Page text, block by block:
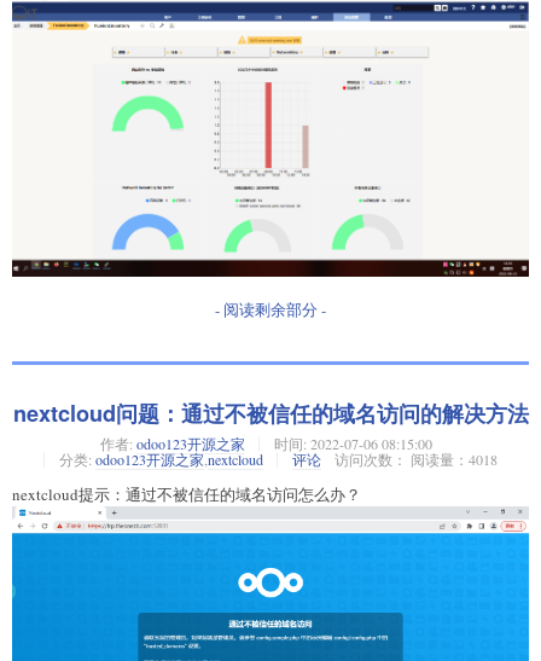
- 阅读剩余部分 -
nextcloud问题：通过不被信任的域名访问的解决方法
作者: odoo123开源之家 时间: 2022-07-06 08:15:00
分类: odoo123开源之家,nextcloud 评论 访问次数： 阅读量：4018
nextcloud提示：通过不被信任的域名访问怎么办？